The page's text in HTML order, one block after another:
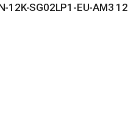
12K-SG02LP1-EU-AM3 12